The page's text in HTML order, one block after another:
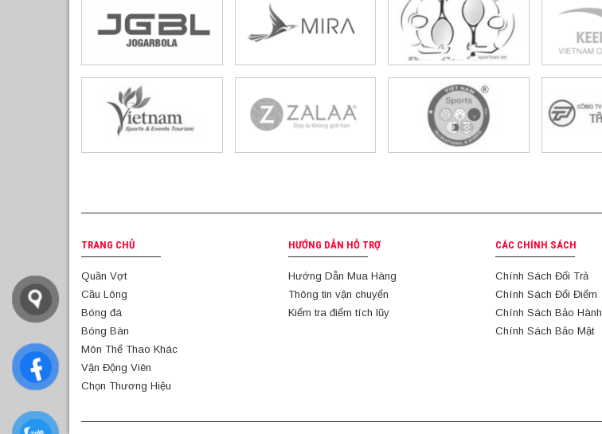
TRANG CHỦ
Quần Vợt
Cầu Lông
Bóng đá
Bóng Bàn
Môn Thể Thao Khác
Vận Động Viên
Chọn Thương Hiệu
HƯỚNG DẪN HỖ TRỢ
Hướng Dẫn Mua Hàng
Thông tin vận chuyển
Kiểm tra điểm tích lũy
CÁC CHÍNH SÁCH
Chính Sách Đổi Trả
Chính Sách Đổi Điểm
Chính Sách Bảo Hành
Chính Sách Bảo Mật